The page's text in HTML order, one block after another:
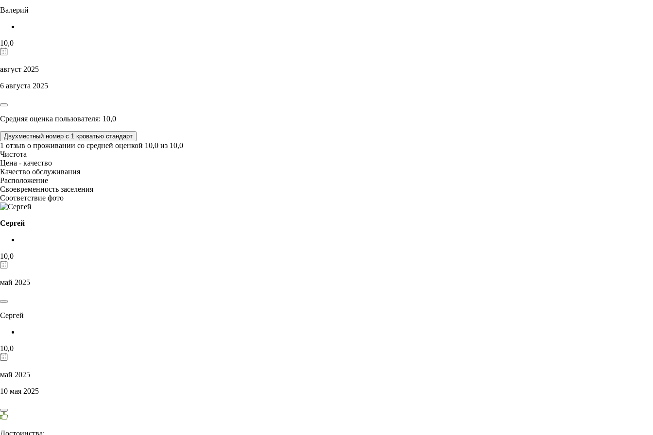
Валерий
10,0
август 2025
6 августа 2025
Средняя оценка пользователя: 10,0
Двухместный номер с 1 кроватью стандарт
1 отзыв о проживании со средней оценкой 10,0 из 10,0
Чистота
Цена - качество
Качество обслуживания
Расположение
Своевременность заселения
Соответствие фото
Сергей
10,0
май 2025
Сергей
10,0
май 2025
10 мая 2025
Достоинства: